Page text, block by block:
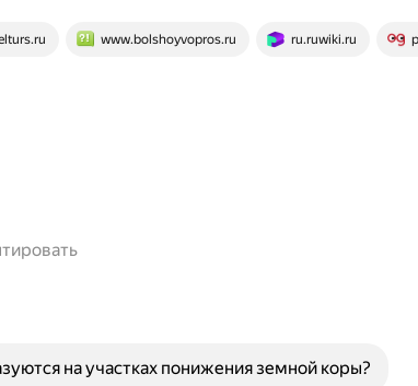
www.bolshoyvopros.ru ru.ruwiki.ru
на участках понижения земной коры?